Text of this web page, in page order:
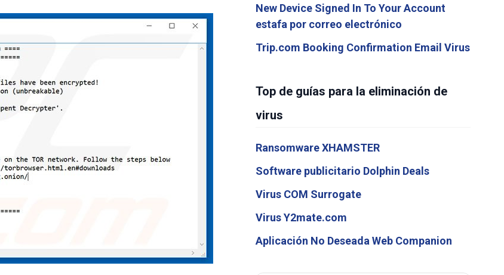
New Device Signed In To Your Account
estafa por correo electrónico
Trip.com Booking Confirmation Email Virus
Top de guías para la eliminación de
virus
Ransomware XHAMSTER
Software publicitario Dolphin Deals
Virus COM Surrogate
Virus Y2mate.com
Aplicación No Deseada Web Companion